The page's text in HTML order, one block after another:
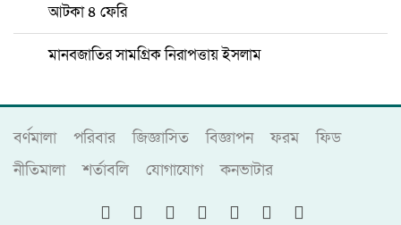
আটকা ৪ ফেরি
মানবজাতির সামগ্রিক নিরাপত্তায় ইসলাম
বর্ণমালা পরিবার জিজ্ঞাসিত বিজ্ঞাপন ফরম
ফিড
নীতিমালা
শর্তাবলি যোগাযোগ কনভাটার